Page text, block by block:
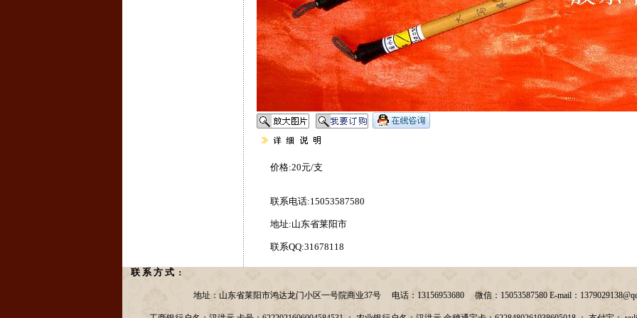
价格:20元/支
联系电话:15053587580
地址:山东省莱阳市
联系QQ:31678118
联 系 方 式 :
地址：山东省莱阳市鸿达龙门小区一号院商业37号 电话：13156953680 微信：15053587580 E-mail：